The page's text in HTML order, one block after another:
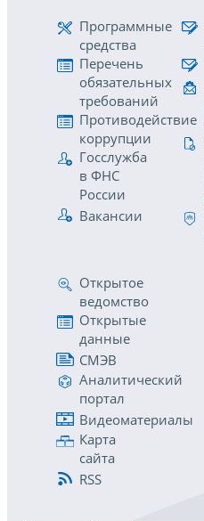
Программные
средства
Перечень
обязательных
требований
Противодействие
коррупции
Госслужба
в ФНС
России
Вакансии
Открытое
ведомство
Открытые
данные
СМЭВ
Аналитический
портал
Видеоматериалы
Карта
сайта
RSS